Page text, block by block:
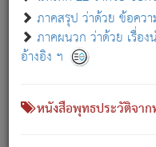
ภาคสรุป ว่าด้วย ข้อคว
ภาคผนวก ว่าด้วย เรื่อ
อ้างอิง ฯ
หนังสือพุทธประวัติจา